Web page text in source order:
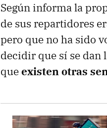
Según informa la
de sus repartidores
pero que no ha sido
decidir que sí se dan
queexisten otras